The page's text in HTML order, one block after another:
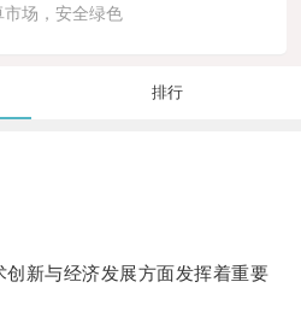
市场，安全绿色
排行
新与经济发展方面发挥着重要